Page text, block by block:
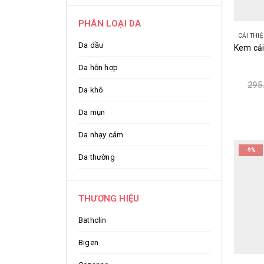
CẢI
-9%
PHÂN LOẠI DA
Da dầu
Da hỗn hợp
Da khô
Da mụn
Da nhạy cảm
Da thường
THƯƠNG HIỆU
Bathclin
Bigen